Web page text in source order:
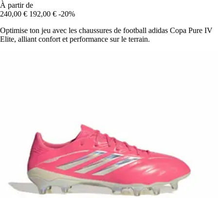
À partir de
240,00 € 192,00 € -20%
Optimise ton jeu avec les chaussures de football adidas Copa Pure IV
Elite, alliant confort et performance sur le terrain.